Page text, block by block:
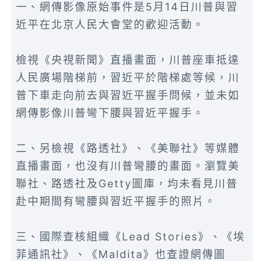
一、網傳影像原始事件是5月14日川普與習
近平在北京人民大會堂的歡迎活動。
檢視《央視新聞》直播畫面，川普座車抵達
人民廣場階梯前，習近平於階梯處等候，川
普下車走向前去與習近平握手問候，並未如
網傳影像川普彎下腰與習近平握手。
二、另檢視《路透社》、《美聯社》等媒體
直播畫面，也沒有川普彎腰的畫面。瀏覽美
聯社、路透社及Getty圖庫，均未看見川普
赴中期間有彎腰與習近平握手的照片。
三、國際查核組織《Lead Stories》、《埃
菲通訊社》、《Maldita》也查證網傳圖